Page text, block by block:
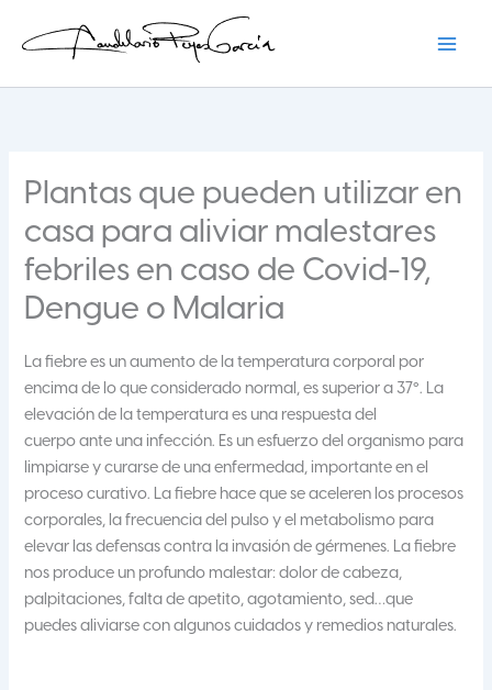
Plantas que pueden utilizar en
casa para aliviar malestares
febriles en caso de Covid-19,
Dengue o Malaria
La fiebre es un aumento de la temperatura corporal por
encima de lo que considerado normal, es superior a 37º. La
elevación de la temperatura es una respuesta del
cuerpo ante una infección. Es un esfuerzo del organismo para
limpiarse y curarse de una enfermedad, importante en el
proceso curativo. La fiebre hace que se aceleren los procesos
corporales, la frecuencia del pulso y el metabolismo para
elevar las defensas contra la invasión de gérmenes. La fiebre
nos produce un profundo malestar: dolor de cabeza,
palpitaciones, falta de apetito, agotamiento, sed…que
puedes aliviarse con algunos cuidados y remedios naturales.